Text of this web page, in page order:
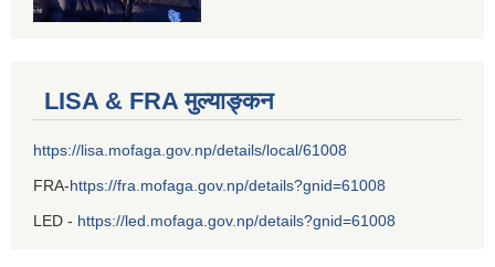
LISA & FRA मुल्याङ्कन
https://lisa.mofaga.gov.np/details/local/61008
FRA-https://fra.mofaga.gov.np/details?gnid=61008
LED - https://led.mofaga.gov.np/details?gnid=61008